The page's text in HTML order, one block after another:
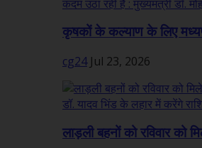
कृषकों के कल्याण के लिए
cg24 Jul 23, 2026
लाड़ली बहनों को रविवार को